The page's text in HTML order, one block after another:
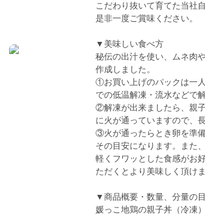
こだわり抜いて育てた当社
是非一度ご賞味ください。
▼美味しい食べ方
秘伝の出汁を使い、ムネ肉
作成しました。
①お買い上げのパックは一
での低温解凍・流水などで
②解凍が出来ましたら、親
に火が通っていますので、
③火が通ったらとき卵を準
その目安になります。また
軽くフワッとした食感がお
ただくとより美味しく頂けま
▼商品概要・数量、分量の
媛っこ地鶏の親子丼（冷凍